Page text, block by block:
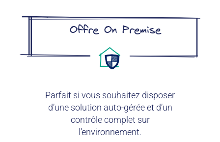
Offre On Premise
Parfait si vous souhaitez disposer
d’une solution auto-gérée et d’un
contrôle complet sur
l’environnement.